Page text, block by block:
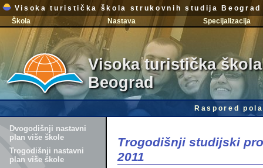
Visoka turistička škola strukovnih studija Beograd
Škola
Nastava Specijalizacija
Visoka turistička
Beograd
Raspored
Dvogodišnji nastavni
plan više škole
Trogodišnji nastavni
plan više škole
Trogodišnji studijski
2011